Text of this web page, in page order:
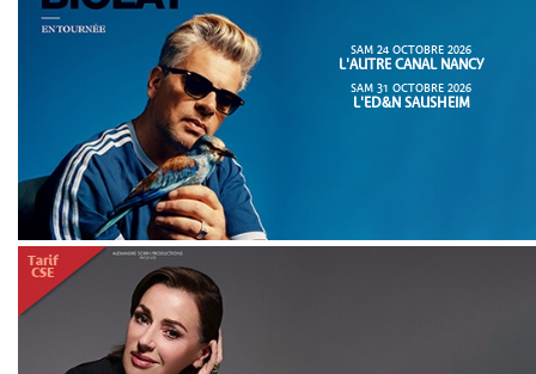
SAM 24 OCTOBRE 2026
L'AUTRE CANAL NANCY
SAM 31 OCTOBRE 2026
L'ED&N SAUSHEIM